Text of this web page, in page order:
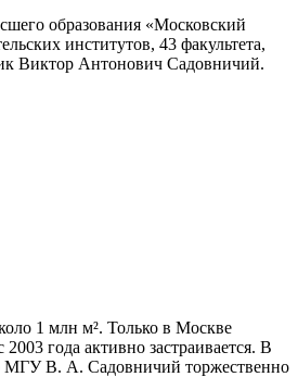
образования «Московский
институтов, 43 факультета,
Виктор Антонович Садовничий.
1 млн м². Только в Москве
года активно застраивается. В
МГУ В. А. Садовничий торжественно